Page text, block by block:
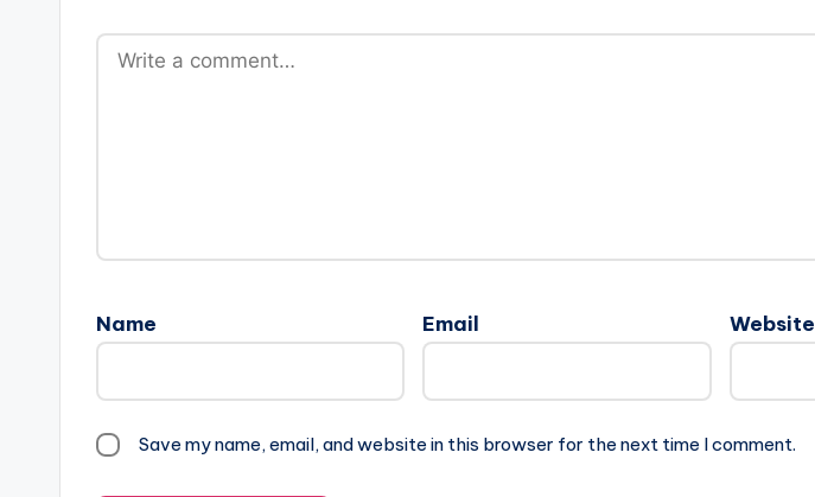
Name Email Website
Save my name, email, and website in this browser for the next time I comment.